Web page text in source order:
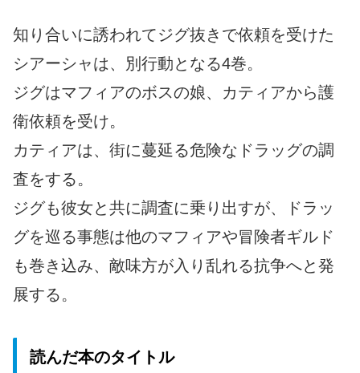
知り合いに誘われてジグ抜きで依頼を受けた
シアーシャは、別行動となる4巻。
ジグはマフィアのボスの娘、カティアから護
衛依頼を受け。
カティアは、街に蔓延る危険なドラッグの調
査をする。
ジグも彼女と共に調査に乗り出すが、ドラッ
グを巡る事態は他のマフィアや冒険者ギルド
も巻き込み、敵味方が入り乱れる抗争へと発
展する。
読んだ本のタイトル